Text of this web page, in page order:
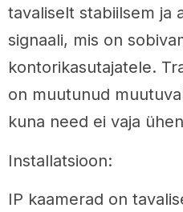
tavaliselt stabiilsem ja
signaali, mis on
kontorikasutajatele.
on muutunud
kuna need ei vaja
Installatsioon:
IP kaamerad on